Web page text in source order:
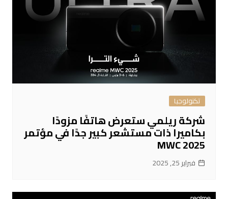
تكنولوجيا
شركة ريلمي ستعرض هاتفًا مزودًا
بكاميرا ذات مستشعر كبير جدًا في مؤتمر
MWC 2025
فبراير 25, 2025